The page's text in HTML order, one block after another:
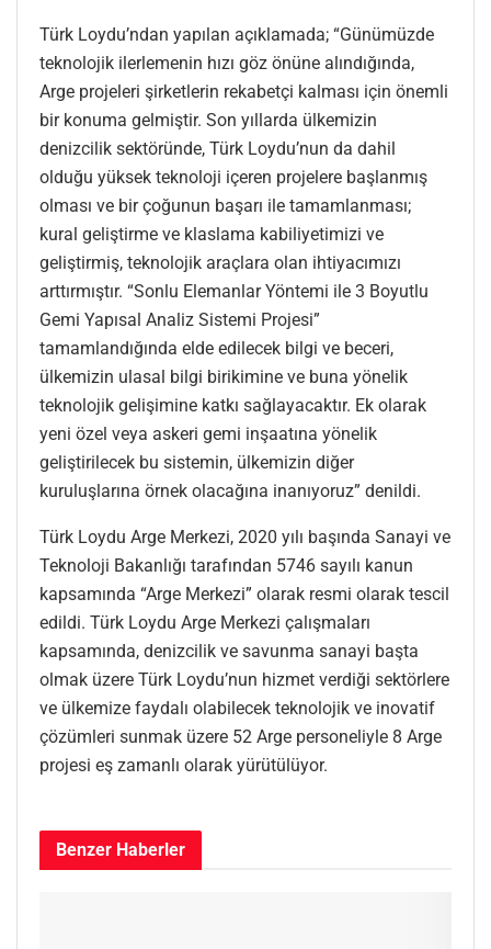
Türk Loydu’ndan yapılan açıklamada; “Günümüzde
teknolojik ilerlemenin hızı göz önüne alındığında,
Arge projeleri şirketlerin rekabetçi kalması için önemli
bir konuma gelmiştir. Son yıllarda ülkemizin
denizcilik sektöründe, Türk Loydu’nun da dahil
olduğu yüksek teknoloji içeren projelere başlanmış
olması ve bir çoğunun başarı ile tamamlanması;
kural geliştirme ve klaslama kabiliyetimizi ve
geliştirmiş, teknolojik araçlara olan ihtiyacımızı
arttırmıştır. “Sonlu Elemanlar Yöntemi ile 3 Boyutlu
Gemi Yapısal Analiz Sistemi Projesi”
tamamlandığında elde edilecek bilgi ve beceri,
ülkemizin ulasal bilgi birikimine ve buna yönelik
teknolojik gelişimine katkı sağlayacaktır. Ek olarak
yeni özel veya askeri gemi inşaatına yönelik
geliştirilecek bu sistemin, ülkemizin diğer
kuruluşlarına örnek olacağına inanıyoruz” denildi.
Türk Loydu Arge Merkezi, 2020 yılı başında Sanayi ve
Teknoloji Bakanlığı tarafından 5746 sayılı kanun
kapsamında “Arge Merkezi” olarak resmi olarak tescil
edildi. Türk Loydu Arge Merkezi çalışmaları
kapsamında, denizcilik ve savunma sanayi başta
olmak üzere Türk Loydu’nun hizmet verdiği sektörlere
ve ülkemize faydalı olabilecek teknolojik ve inovatif
çözümleri sunmak üzere 52 Arge personeliyle 8 Arge
projesi eş zamanlı olarak yürütülüyor.
Benzer Haberler